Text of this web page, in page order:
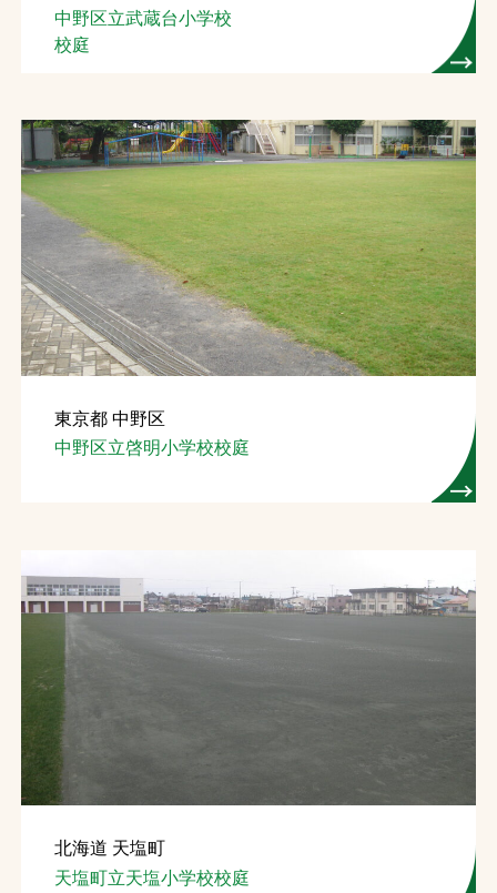
中野区立武蔵台小学校
校庭
東京都 中野区
中野区立啓明小学校校庭
北海道 天塩町
天塩町立天塩小学校校庭